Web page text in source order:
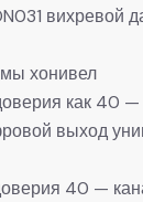
вихревой
хонивел
как 40 —
выход
40 —